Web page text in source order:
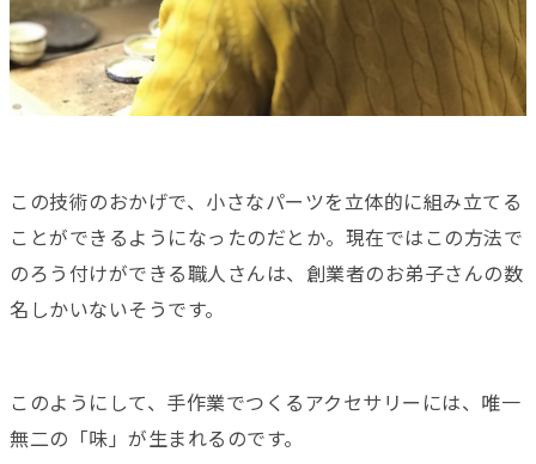
この技術のおかげで、小さなパーツを立体的に組み立てる
ことができるようになったのだとか。現在ではこの方法で
のろう付けができる職人さんは、創業者のお弟子さんの数
名しかいないそうです。
このようにして、手作業でつくるアクセサリーには、唯一
無二の「味」が生まれるのです。